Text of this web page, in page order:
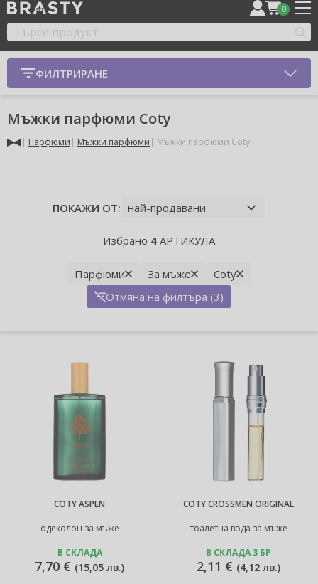
0
ФИЛТРИРАНЕ
Мъжки парфюми Coty
Парфюми Мъжки парфюми Мъжки парфюми Coty
ПОКАЖИ ОТ:
Избрано 4 АРТИКУЛА
Парфюми За мъже
Coty
Отмяна на филтъра (3)
COTY ASPEN
одеколон за мъже
В СКЛАДА
7,70 € (15,05 лв.)
COTY CROSSMEN ORIGINAL
тоалетна вода за мъже
В СКЛАДА 3 БР
2,11 € (4,12 лв.)